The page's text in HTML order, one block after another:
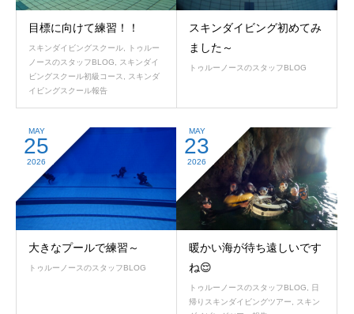
目標に向けて練習！！
スキンダイビングスクール,
トゥルー
ノースのスタッフBLOG, スキンダイ
ビングスクール初級コース, スキンダ
イビングスクール報告
スキンダイビング初めてみ
ました～
トゥルーノースのスタッフBLOG
MAY
25
2026
大きなプールで練習～
トゥルーノースのスタッフBLOG
MAY
23
2026
暖かい海が待ち遠しいです
ね😌
トゥルーノースのスタッフBLOG
日
帰りスキンダイビングツアー
スキン